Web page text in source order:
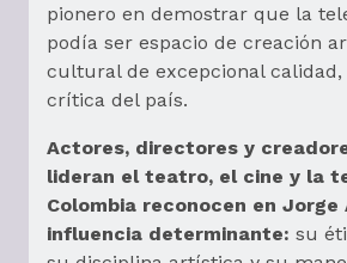
pionero en demostrar que la
podía ser espacio de creación
cultural de excepcional calidad,
crítica del país.
Actores, directores y
lideran el teatro, el cine y la
Colombia reconocen en Jorge
influencia determinante: su